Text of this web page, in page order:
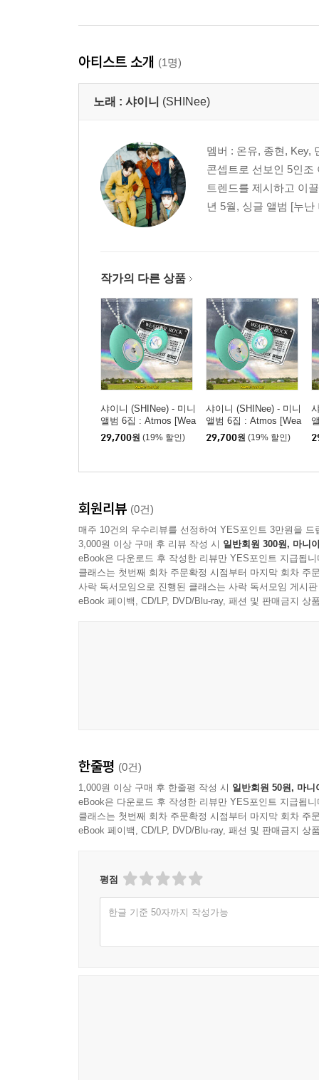
아티스트 소개 (1명)
노래 : 샤이니 (SHINee)
멤버 : 온유, 종현, Key,
콘셉트로 선보인 5인조
트렌드를 제시하고 이
년 5월, 싱글 앨범 [누
작가의 다른 상품
샤이니 (SHINee) - 미니
앨범 6집 : Atmos [Wea
ther Rock Ver.](스마트
앨범) [TAEMIN ver.]
29,700원 (19% 할인)
샤이니 (SHINee) - 미니
앨범 6집 : Atmos [Wea
ther Rock Ver.](스마트
앨범) [MINHO ver.]
29,700원 (19% 할인)
회원리뷰 (0건)
매주 10건의 우수리뷰를 선정하여 YES포인트 3만원을 드
3,000원 이상 구매 후 리뷰 작성 시 일반회원 300원, 마니
eBook은 다운로드 후 작성한 리뷰만 YES포인트 지급됩니
클래스는 첫번째 회차 주문확정 시점부터 마지막 회차 주
사락 독서모임으로 진행된 클래스는 사락 독서모임 게시
eBook 페이백, CD/LP, DVD/Blu-ray, 패션 및 판매금지 상
한줄평 (0건)
1,000원 이상 구매 후 한줄평 작성 시 일반회원 50원, 마니
eBook은 다운로드 후 작성한 리뷰만 YES포인트 지급됩니
클래스는 첫번째 회차 주문확정 시점부터 마지막 회차 주
eBook 페이백, CD/LP, DVD/Blu-ray, 패션 및 판매금지 상
평점
한글 기준 50자까지 작성가능